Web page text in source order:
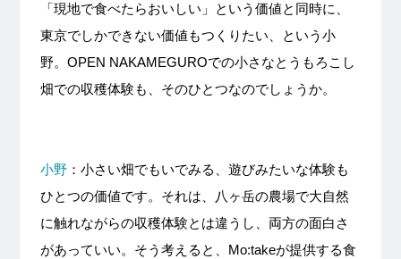
「現地で食べたらおいしい」という価値と同時に、
東京でしかできない価値もつくりたい、という小
野。OPEN NAKAMEGUROでの小さなとうもろこし
畑での収穫体験も、そのひとつなのでしょうか。
小野：小さい畑でもいでみる、遊びみたいな体験も
ひとつの価値です。それは、八ヶ岳の農場で大自然
に触れながらの収穫体験とは違うし、両方の面白さ
があっていい。そう考えると、Mo:takeが提供する食